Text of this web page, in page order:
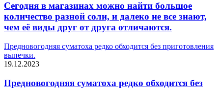
Сегодня в магазинах можно найти большое
количество разной соли, и далеко не все знают,
чем её виды друг от друга отличаются.
Предновогодняя суматоха редко обходится без приготовления
выпечки.
19.12.2023
Предновогодняя суматоха редко обходится без